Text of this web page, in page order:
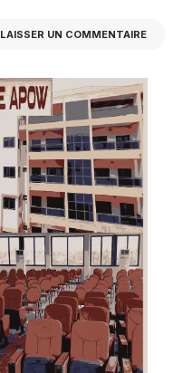
LAISSER UN COMMENTAIRE